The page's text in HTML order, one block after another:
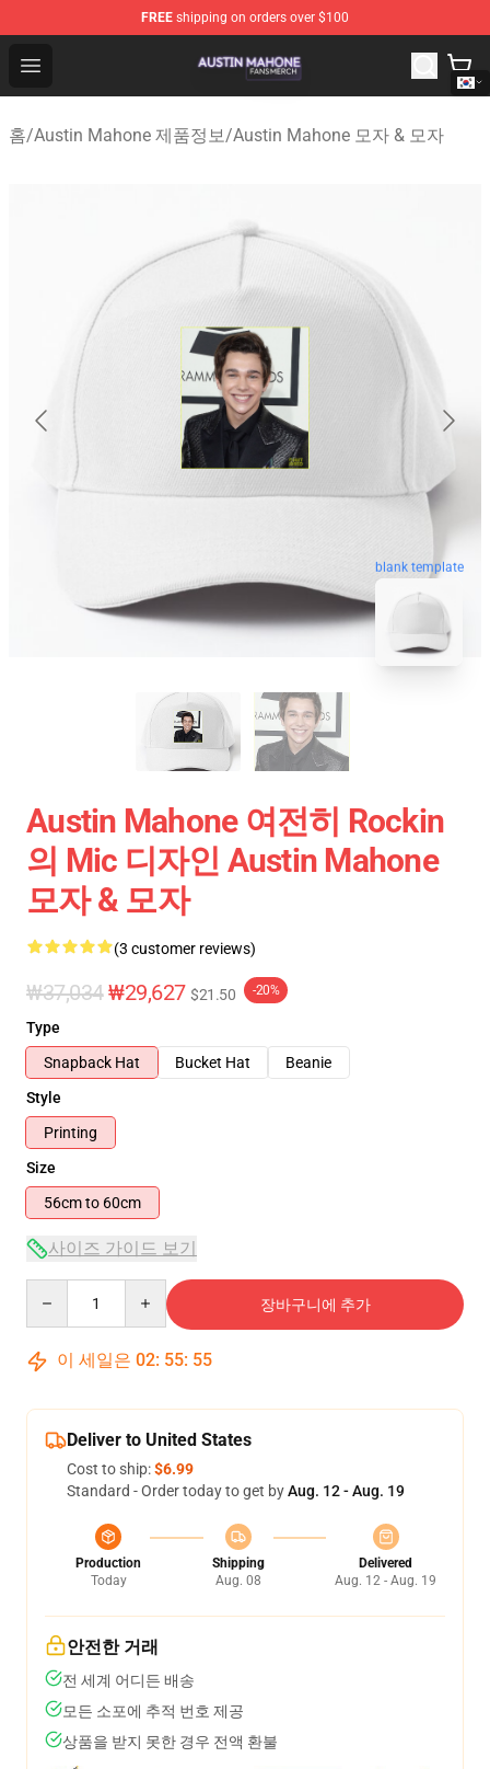
FREE shipping on orders over $100
Open menu
Austin Mahone Shop - Official Austin Mahone
홈/Austin Mahone 제품정보/Austin Mahone 모자 & 모자
blank template
Austin Mahone 여전히 Rockin
의 Mic 디자인 Austin Mahone
모자 & 모자
(3 customer reviews)
₩37,034₩29,627 $21.50 -20%
Type
Snapback Hat
Bucket Hat
Beanie
Style
Printing
Size
56cm to 60cm
사이즈 가이드 보기
장바구니에 추가
이 세일은 02: 55: 54
Deliver to United States
Cost to ship:$6.99
Standard - Order today to get byAug. 12 - Aug. 19
Production
Today
Shipping
Aug. 08
Delivered
Aug. 12 - Aug. 19
안전한 거래
전 세계 어디든 배송
모든 소포에 추적 번호 제공
상품을 받지 못한 경우 전액 환불